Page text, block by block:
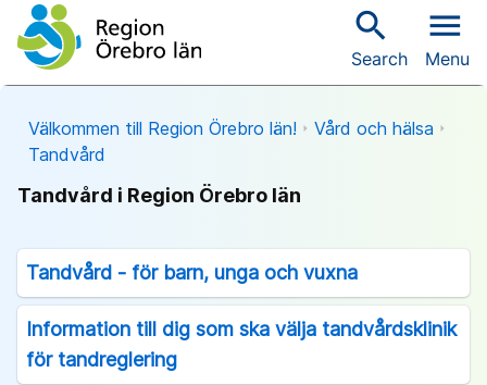
search
Search
menu
Menu
Välkommen till Region Örebro län!
Vård och hälsa
Tandvård
Tandvård i Region Örebro län
Tandvård - för barn, unga och vuxna
Information till dig som ska välja tandvårdsklinik
för tandreglering